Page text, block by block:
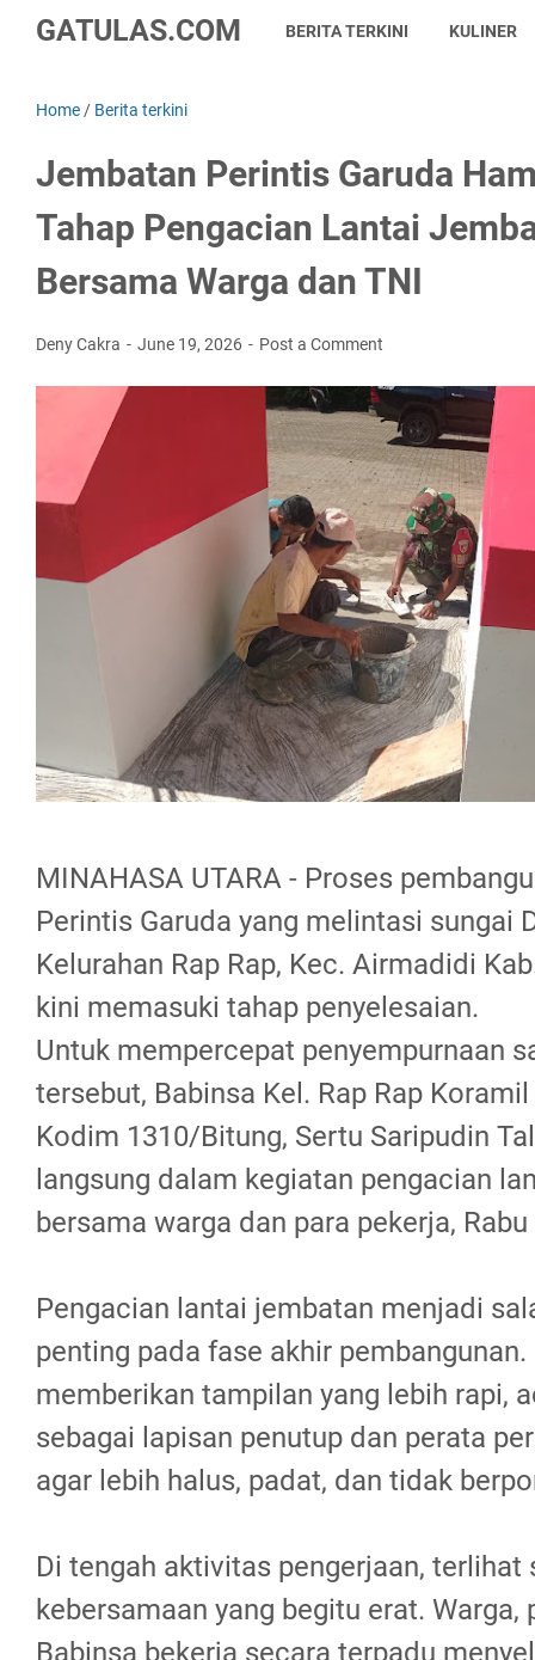
GATULAS.COM BERITA TERKINI KULINER
Home / Berita terkini
Jembatan Perintis Garuda
Tahap Pengacian Lantai
Bersama Warga dan TNI
Deny Cakra June 19, 2026 Post a Comment
MINAHASA UTARA - Proses
Perintis Garuda yang melintasi sungai
Kelurahan Rap Rap, Kec. Airmadidi
kini memasuki tahap penyelesaian.
Untuk mempercepat penyempurnaan
tersebut, Babinsa Kel. Rap Rap
Kodim 1310/Bitung, Sertu Saripudin
langsung dalam kegiatan pengacian
bersama warga dan para pekerja,
Pengacian lantai jembatan menjadi
penting pada fase akhir pembangunan.
memberikan tampilan yang lebih rapi,
sebagai lapisan penutup dan perata
agar lebih halus, padat, dan tidak
Di tengah aktivitas pengerjaan, terlihat
kebersamaan yang begitu erat. Warga,
Babinsa bekerja secara terpadu